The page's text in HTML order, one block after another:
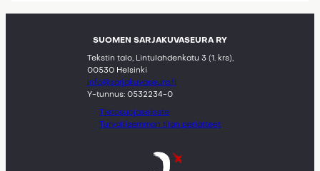
SUOMEN SARJAKUVASEURA RY
Tekstin talo, Lintulahdenkatu 3 (1. krs),
00530 Helsinki
info@sarjakuvaseura.fi
Y-tunnus: 0532234-0
Tietosuojaseloste
Turvallisemman tilan periatteet